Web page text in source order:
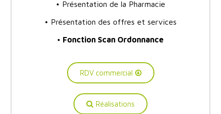
• Présentation de la Pharmacie
• Présentation des offres et services
• Fonction Scan Ordonnance
RDV commercial
Réalisations